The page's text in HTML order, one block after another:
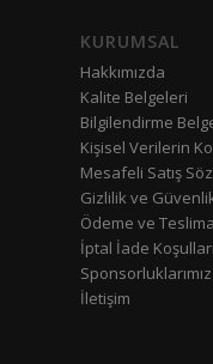
KURUMSAL
Hakkımızda
Kalite Belgeleri
Bilgilendirme
Kişisel Verilerin
Mesafeli Satış
Gizlilik ve
Ödeme ve
İptal İade Koşulları
Sponsorluklarımız
İletişim